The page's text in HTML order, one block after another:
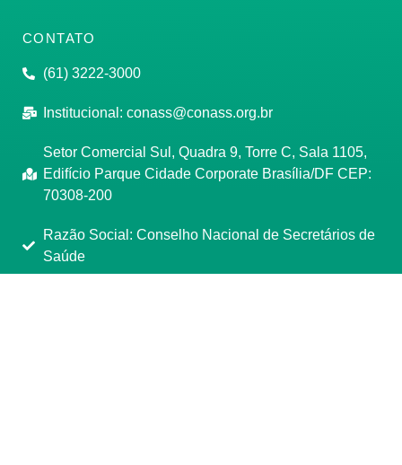
CONTATO
(61) 3222-3000
Institucional: conass@conass.org.br
Setor Comercial Sul, Quadra 9, Torre C, Sala 1105,
Edifício Parque Cidade Corporate Brasília/DF CEP:
70308-200
Razão Social: Conselho Nacional de Secretários de
Saúde